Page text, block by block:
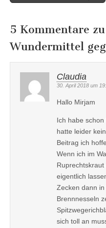
5 Kommentare zu
Wundermittel
Claudia
30. April 2018 um
Hallo Mirjam
Ich habe schon
hatte leider
Beitrag ich
Wenn ich im
eigentlich
Zecken dann
Brennnesseln
sich toll an